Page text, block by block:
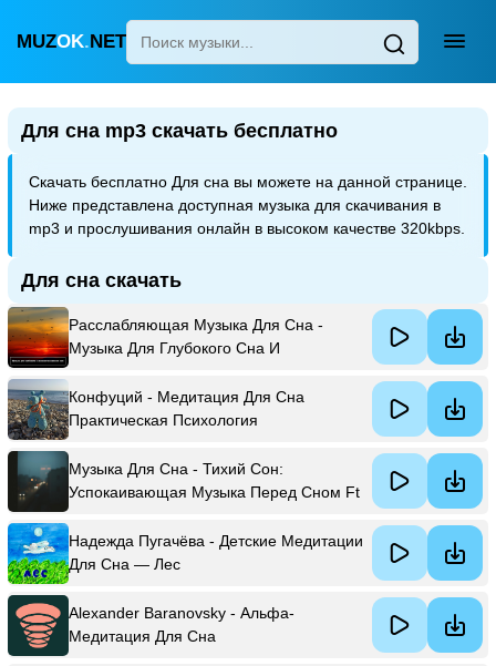
MUZOK.NET
Главная
Новинки
Поп
Узбекская
Украинская
Для сна mp3 скачать бесплатно
Скачать бесплатно Для сна вы можете на данной странице.
Ниже представлена доступная музыка для скачивания в
mp3 и прослушивания онлайн в высоком качестве 320kbps.
Для сна скачать
Расслабляющая Музыка Для Сна -
Музыка Для Глубокого Сна И
Работы И Фона & Звуки Природы & And
Music Of Nature For You
Конфуций - Медитация Для Сна
Практическая Психология
Музыка Для Сна - Тихий Сон:
Успокаивающая Музыка Перед Сном Ft
Фоновая Музыка & Музыка Релакс
Коллекция & Музыка Для Йоги & And
Надежда Пугачёва - Детские Медитации
Для Сна — Лес
Alexander Baranovsky - Альфа-
Медитация Для Сна